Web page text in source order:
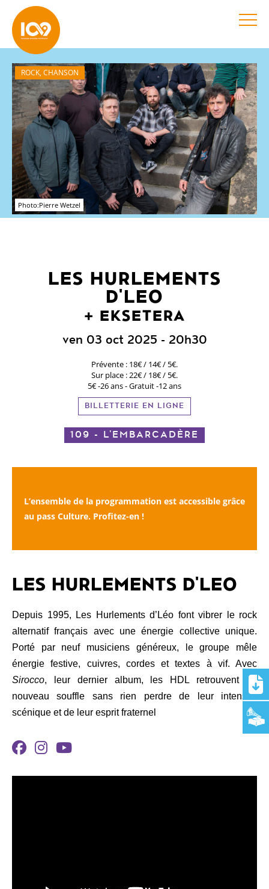
Photo:Pierre Wetzel
ROCK, CHANSON
LES HURLEMENTS
D'LEO
EKSETERA
ven 03 oct 2025 - 20h30
Prévente : 18€ / 14€ / 5€.
Sur place : 22€ / 18€ / 5€.
5€ -26 ans - Gratuit -12 ans
BILLETTERIE EN LIGNE
109 - L'EMBARCADÈRE
L’ensemble de la programmation est accessible grâce
au pass Culture. Profitez-en !
LES HURLEMENTS D'LEO
Depuis 1995, Les Hurlements d’Léo font vibrer le rock
alternatif français avec une énergie collective unique.
Porté par neuf musiciens généreux, le groupe mêle
énergie festive, cuivres, cordes et textes à vif. Avec
Sirocco, leur dernier album, les HDL retrouvent un
nouveau souffle sans rien perdre de leur intensité
scénique et de leur esprit fraternel